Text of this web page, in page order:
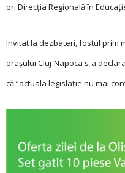
ori Direcţia Regională în
Invitat la dezbateri, fostul prim
oraşului Cluj-Napoca s-a
că “actuala legislaţie nu mai